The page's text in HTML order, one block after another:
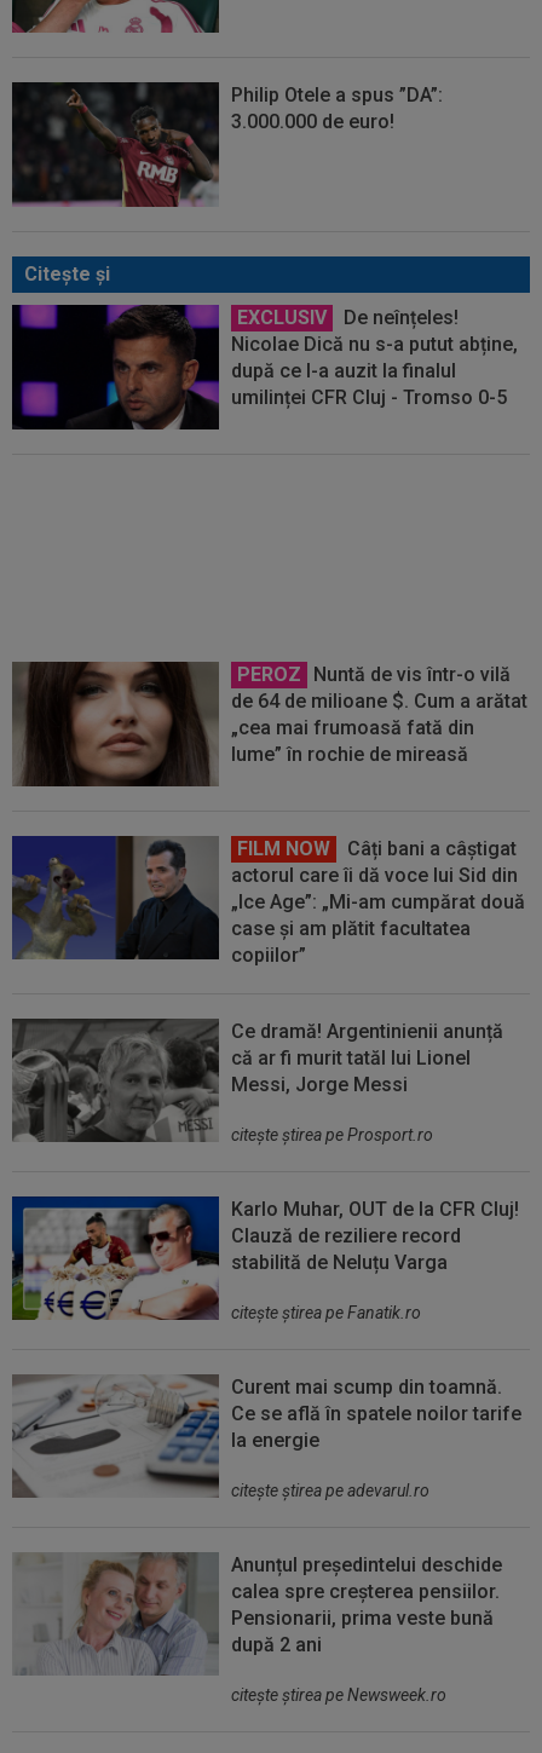
Philip Otele a spus ”DA”:
3.000.000 de euro!
Citeşte şi
EXCLUSIV
De neînțeles!
Nicolae Dică nu s-a putut abține,
după ce l-a auzit la finalul
umilinței CFR Cluj - Tromso 0-5
PEROZ
Nuntă de vis într-o vilă
de 64 de milioane $. Cum a arătat
„cea mai frumoasă fată din
lume” în rochie de mireasă
FILM NOW
Câți bani a câștigat
actorul care îi dă voce lui Sid din
„Ice Age”: „Mi-am cumpărat două
case și am plătit facultatea
copiilor”
Ce dramă! Argentinienii anunță
că ar fi murit tatăl lui Lionel
Messi, Jorge Messi
citeşte ştirea pe Prosport.ro
Karlo Muhar, OUT de la CFR Cluj!
Clauză de reziliere record
stabilită de Neluțu Varga
citeşte ştirea pe Fanatik.ro
Curent mai scump din toamnă.
Ce se află în spatele noilor tarife
la energie
citeşte ştirea pe adevarul.ro
Anunțul președintelui deschide
calea spre creșterea pensiilor.
Pensionarii, prima veste bună
după 2 ani
citeşte ştirea pe Newsweek.ro